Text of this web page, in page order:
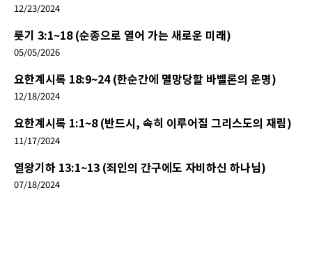
12/23/2024
룻기 3:1~18 (순종으로 열어 가는 새로운 미래)
05/05/2026
요한계시록 18:9~24 (한순간에 멸망당할 바벨론의 운명)
12/18/2024
요한계시록 1:1~8 (반드시, 속히 이루어질 그리스도의 재림)
11/17/2024
열왕기하 13:1~13 (죄인의 간구에도 자비하신 하나님)
07/18/2024